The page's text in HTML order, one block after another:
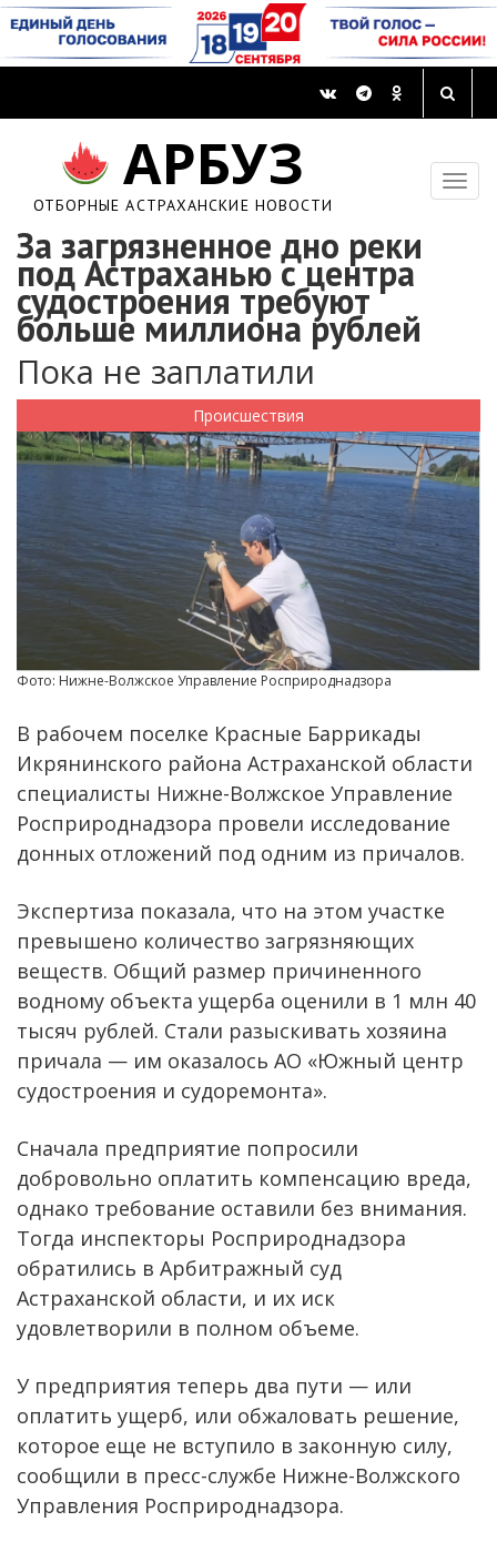
АРБУЗ
ОТБОРНЫЕ АСТРАХАНСКИЕ НОВОСТИ
За загрязненное дно реки
под Астраханью с центра
судостроения требуют
больше миллиона рублей
Пока не заплатили
Происшествия
Фото: Нижне-Волжское Управление Росприроднадзора
В рабочем поселке Красные Баррикады
Икрянинского района Астраханской области
специалисты Нижне-Волжское Управление
Росприроднадзора провели исследование
донных отложений под одним из причалов.
Экспертиза показала, что на этом участке
превышено количество загрязняющих
веществ. Общий размер причиненного
водному объекта ущерба оценили в 1 млн 40
тысяч рублей. Стали разыскивать хозяина
причала — им оказалось АО «Южный центр
судостроения и судоремонта».
Сначала предприятие попросили
добровольно оплатить компенсацию вреда,
однако требование оставили без внимания.
Тогда инспекторы Росприроднадзора
обратились в Арбитражный суд
Астраханской области, и их иск
удовлетворили в полном объеме.
У предприятия теперь два пути — или
оплатить ущерб, или обжаловать решение,
которое еще не вступило в законную силу,
сообщили в пресс-службе Нижне-Волжского
Управления Росприроднадзора.